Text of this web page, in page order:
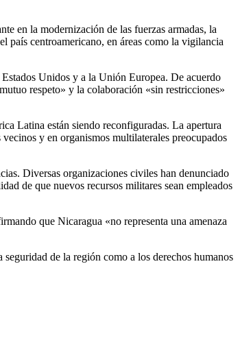
en la modernización de las fuerzas armadas, la
país centroamericano, en áreas como la vigilancia
Unidos y a la Unión Europea. De acuerdo
respeto» y la colaboración «sin restricciones»
Latina están siendo reconfiguradas. La apertura
y en organismos multilaterales preocupados
Diversas organizaciones civiles han denunciado
de que nuevos recursos militares sean empleados
que Nicaragua «no representa una amenaza
de la región como a los derechos humanos